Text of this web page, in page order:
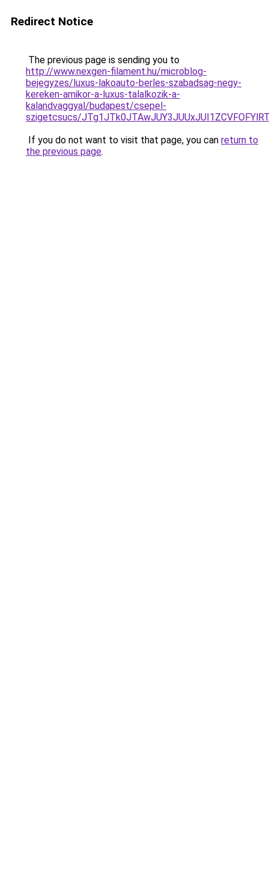
Redirect Notice
The previous page is sending you to
http://www.nexgen-filament.hu/microblog-
bejegyzes/luxus-lakoauto-berles-szabadsag-negy-
kereken-amikor-a-luxus-talalkozik-a-
kalandvaggyal/budapest/csepel-
szigetcsucs/
If you do not want to visit that page, you can return to
the previous page.